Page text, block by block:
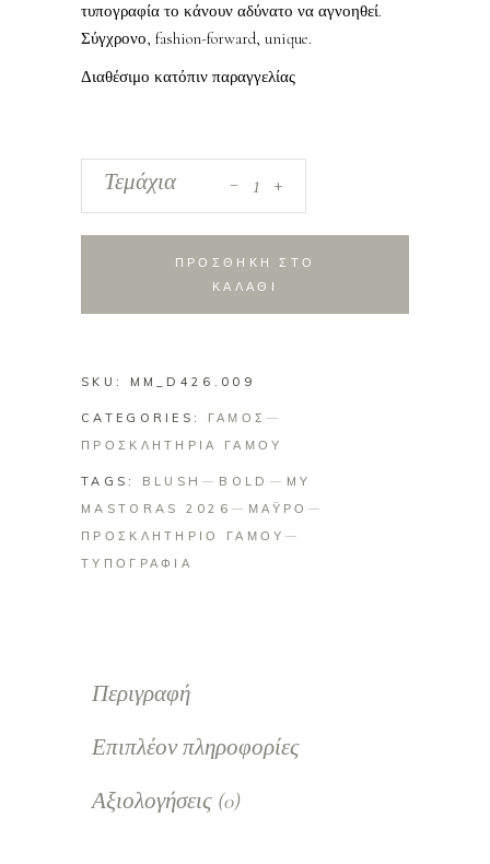
τυπογραφία το κάνουν αδύνατο να αγνοηθεί.
Σύγχρονο, fashion-forward, unique.
Διαθέσιμο κατόπιν παραγγελίας
Προσκλητήριο
quantity
Τεμάχια +
ΠΡΟΣΘΗΚΗ ΣΤΟ
ΚΑΛΑΘΙ
SKU: MM_D426.009
CATEGORIES: ΓΑΜΟΣ
ΠΡΟΣΚΛΗΤΗΡΙΑ ΓΑΜΟΥ
TAGS: BLUSH BOLD
MY
MASTORAS 2026
ΜΑΫΡΟ
ΠΡΟΣΚΛΗΤΗΡΙΟ ΓΑΜΟΥ
ΤΥΠΟΓΡΑΦΙΑ
Περιγραφή
Επιπλέον πληροφορίες
Αξιολογήσεις (0)